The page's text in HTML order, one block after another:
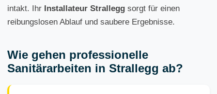
intakt. Ihr Installateur Strallegg sorgt für einen
reibungslosen Ablauf und saubere Ergebnisse.
Wie gehen professionelle
Sanitärarbeiten in Strallegg ab?